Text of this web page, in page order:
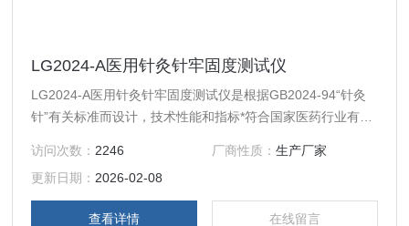
LG2024-A医用针灸针牢固度测试仪
LG2024-A医用针灸针牢固度测试仪是根据GB2024-94“针灸
针”有关标准而设计，技术性能和指标*符合国家医药行业有关
访问次数： 2246 厂商性质： 生产厂家
更新日期： 2026-02-08
查看详情 在线留言